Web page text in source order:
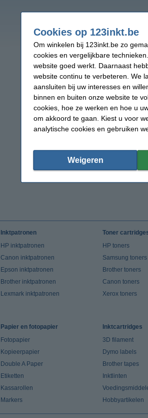
Inktpatronen
HP inktpatronen
Canon inktpatronen
Epson inktpatronen
Brother inktpatronen
Lexmark inktpatronen
Toner
HP toners
Samsung toners
Brother toners
Canon toners
Xerox toners
Papier en fotopapier
Fotopapier
Kopieerpapier
Double A Paper
Etiketten
Kassarollen
Markers
Inktcartridges
3D filament
Dymo labels
Brother tapes
Inktlinten
Hobbyartikelen
Cookies op 123inkt.be
Om winkelen bij 123inkt.be zo
cookies en vergelijkbare
website goed werkt. Daarnaast
website continu te verbeteren. We
aansluiten bij uw interesses en
binnen en buiten onze website te
cookies, hoe ze werken en hoe u
om akkoord te gaan. Kiest u voor
analytische cookies en gebruiken
Weigeren